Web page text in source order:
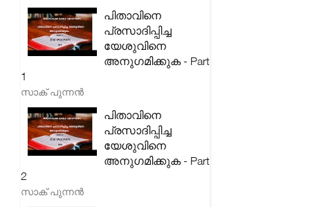
പിതാവിനെ
പ്രസാദിപ്പിച്ച
യേശുവിനെ
അനുഗമിക്കുക - Part
1
സാക് പുന്നൻ
പിതാവിനെ
പ്രസാദിപ്പിച്ച
യേശുവിനെ
അനുഗമിക്കുക - Part
2
സാക് പുന്നൻ